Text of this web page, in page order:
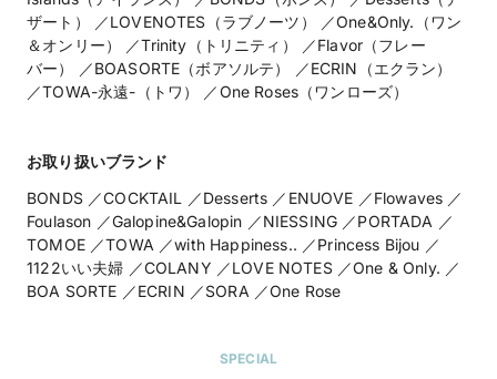
ザート） ／LOVENOTES（ラブノーツ） ／One&Only.（ワン
＆オンリー） ／Trinity（トリニティ） ／Flavor（フレー
バー） ／BOASORTE（ボアソルテ） ／ECRIN（エクラン）
／TOWA-永遠-（トワ） ／One Roses（ワンローズ）
お取り扱いブランド
BONDS ／COCKTAIL ／Desserts ／ENUOVE ／Flowaves ／
Foulason ／Galopine&Galopin ／NIESSING ／PORTADA ／
TOMOE ／TOWA ／with Happiness.. ／Princess Bijou ／
1122いい夫婦 ／COLANY ／LOVE NOTES ／One & Only. ／
BOA SORTE ／ECRIN ／SORA ／One Rose
SPECIAL